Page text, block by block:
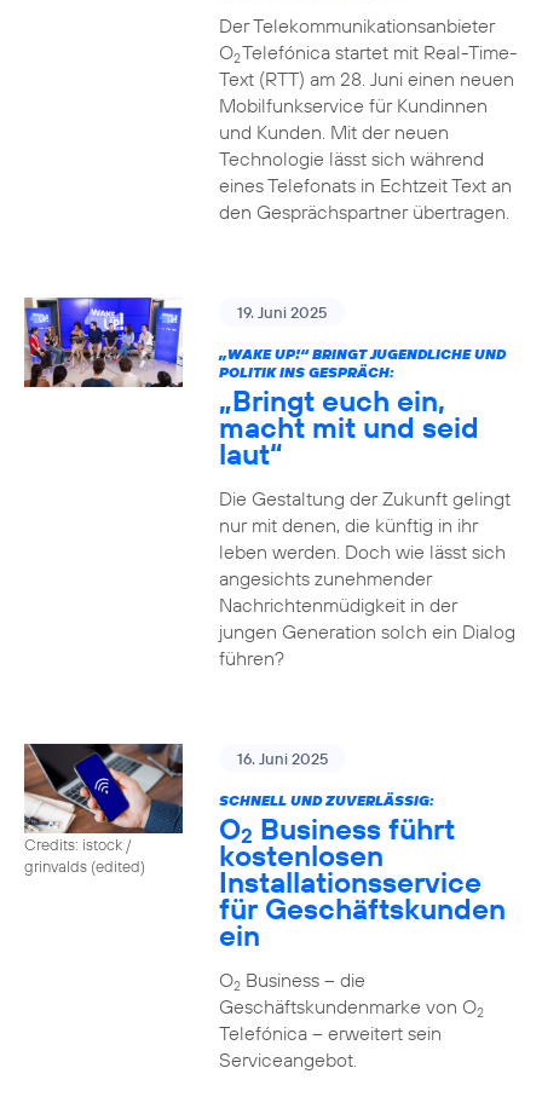
Der Telekommunikationsanbieter
O2Telefónica startet mit Real-Time-
Text (RTT) am 28. Juni einen neuen
Mobilfunkservice für Kundinnen
und Kunden. Mit der neuen
Technologie lässt sich während
eines Telefonats in Echtzeit Text an
den Gesprächspartner übertragen.
19. Juni 2025
„WAKE UP!“ BRINGT JUGENDLICHE UND
POLITIK INS GESPRÄCH:
„Bringt euch ein,
macht mit und seid
laut“
Die Gestaltung der Zukunft gelingt
nur mit denen, die künftig in ihr
leben werden. Doch wie lässt sich
angesichts zunehmender
Nachrichtenmüdigkeit in der
jungen Generation solch ein Dialog
führen?
Credits: istock /
grinvalds (edited)
16. Juni 2025
SCHNELL UND ZUVERLÄSSIG:
O2 Business führt
kostenlosen
Installationsservice
für Geschäftskunden
ein
O2Business – die
Geschäftskundenmarke von O2
Telefónica – erweitert sein
Serviceangebot.